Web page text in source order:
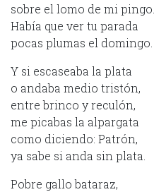
sobre el lomo de mi pingo.
Había que ver tu parada
pocas plumas el domingo.
Y si escaseaba la plata
o andaba medio tristón,
entre brinco y reculón,
me picabas la alpargata
como diciendo: Patrón,
ya sabe si anda sin plata.
Pobre gallo bataraz,